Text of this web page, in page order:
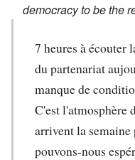
democracy to be the
7 heures à écouter
du partenariat
manque de
C'est l'atmosphère
arrivent la
pouvons-nous